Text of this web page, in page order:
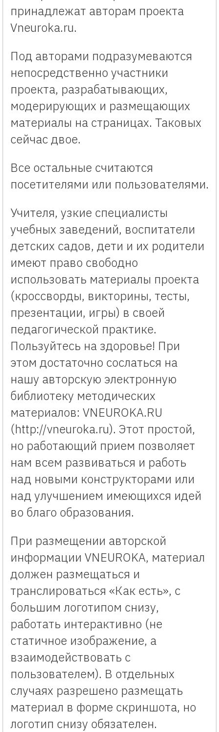
принадлежат авторам проекта
Vneuroka.ru.
Под авторами подразумеваются
непосредственно участники
проекта, разрабатывающих,
модерирующих и размещающих
материалы на страницах. Таковых
сейчас двое.
Все остальные считаются
посетителями или пользователями.
Учителя, узкие специалисты
учебных заведений, воспитатели
детских садов, дети и их родители
имеют право свободно
использовать материалы проекта
(кроссворды, викторины, тесты,
презентации, игры) в своей
педагогической практике.
Пользуйтесь на здоровье! При
этом достаточно сослаться на
нашу авторскую электронную
библиотеку методических
материалов: VNEUROKA.RU
(http://vneuroka.ru). Этот простой,
но работающий прием позволяет
нам всем развиваться и работь
над новыми конструкторами или
над улучшением имеющихся идей
во благо образования.
При размещении авторской
информации VNEUROKA, материал
должен размещаться и
транслироваться «Как есть», с
большим логотипом снизу,
работать интерактивно (не
статичное изображение, а
взаимодействовать с
пользователем). В отдельных
случаях разрешено размещать
материал в форме скриншота, но
логотип снизу обязателен.